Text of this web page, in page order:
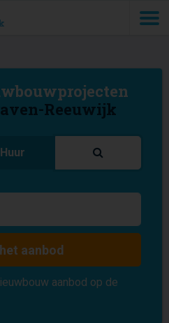
Reeuwijk
Huur
aanbod
aanbod op de